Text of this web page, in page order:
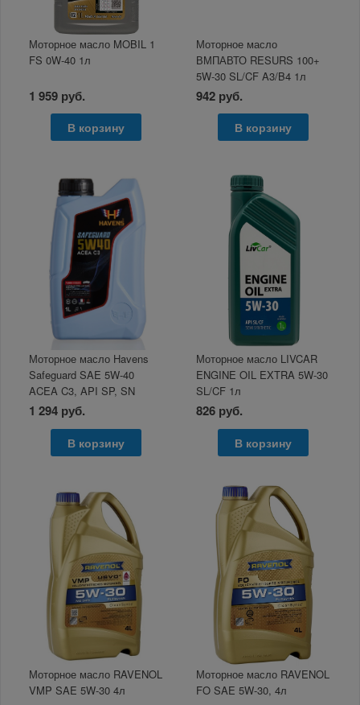
Моторное масло MOBIL 1
FS 0W-40 1л
1 959 руб.
В корзину
Моторное масло
ВМПАВТО RESURS 100+
5W-30 SL/CF A3/B4 1л
942 руб.
В корзину
Моторное масло Havens
Safeguard SAE 5W-40
ACEA C3, API SP, SN
PLUS, SN/CF 1л
1 294 руб.
В корзину
Моторное масло LIVCAR
ENGINE OIL EXTRA 5W-30
SL/CF 1л
826 руб.
В корзину
Моторное масло RAVENOL
VMP SAE 5W-30 4л
Моторное масло RAVENOL
FO SAE 5W-30, 4л